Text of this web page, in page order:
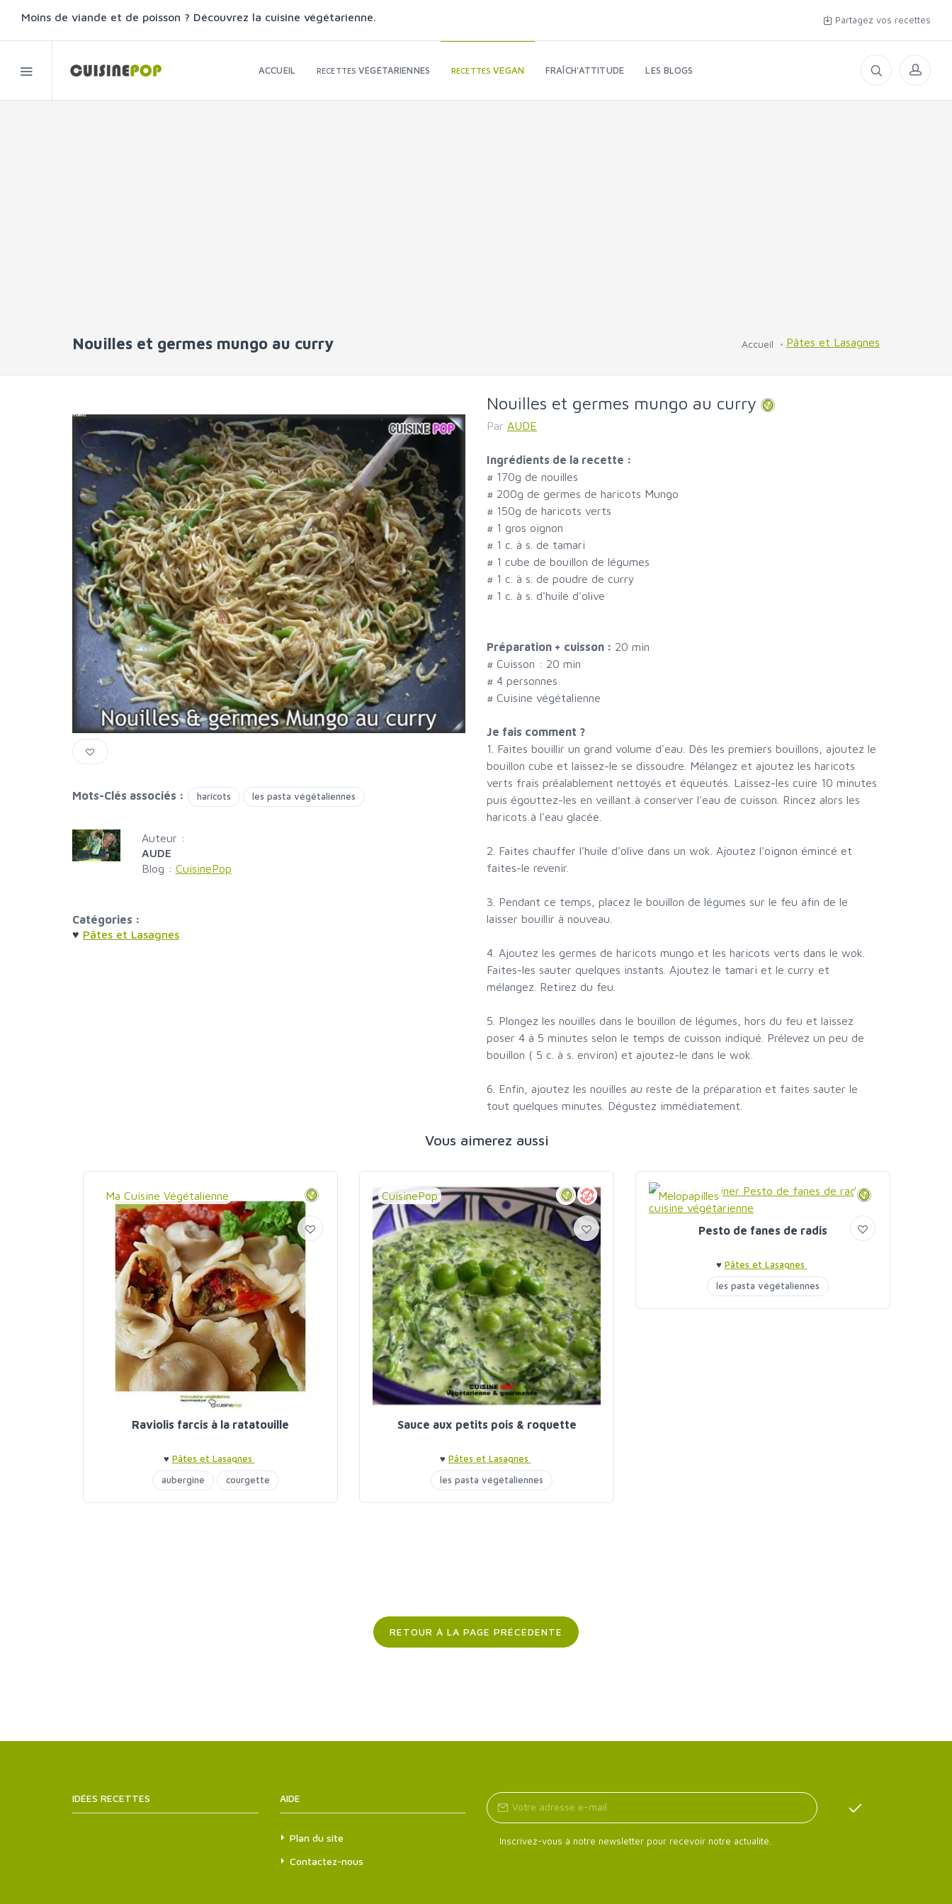
Moins de viande et de poisson ? Découvrez la cuisine végétarienne. Partagez vos recettes
ACCUEIL RECETTESVÉGÉTARIENNES RECETTESVEGAN FRAÎCH'ATTITUDE LES BLOGS
Nouilles et germes mungo au curry Accueil Pâtes et Lasagnes
Mots-Clés associés : haricots les pasta végétaliennes
Auteur :
AUDE
Blog : CuisinePop
Catégories :
♥ Pâtes et Lasagnes
Nouilles et germes mungo au curry
Par AUDE
Ingrédients de la recette :
# 170g de nouilles
# 200g de germes de haricots Mungo
# 150g de haricots verts
# 1 gros oignon
# 1 c. à s. de tamari
# 1 cube de bouillon de légumes
# 1 c. à s. de poudre de curry
# 1 c. à s. d'huile d'olive
Préparation + cuisson : 20 min
# Cuisson : 20 min
# 4 personnes
# Cuisine végétalienne
Je fais comment ?
1. Faites bouillir un grand volume d'eau. Dès les premiers bouillons, ajoutez le
bouillon cube et laissez-le se dissoudre. Mélangez et ajoutez les haricots
verts frais préalablement nettoyés et équeutés. Laissez-les cuire 10 minutes
puis égouttez-les en veillant à conserver l'eau de cuisson. Rincez alors les
haricots à l'eau glacée.
2. Faites chauffer l'huile d'olive dans un wok. Ajoutez l'oignon émincé et
faites-le revenir.
3. Pendant ce temps, placez le bouillon de légumes sur le feu afin de le
laisser bouillir à nouveau.
4. Ajoutez les germes de haricots mungo et les haricots verts dans le wok.
Faites-les sauter quelques instants. Ajoutez le tamari et le curry et
mélangez. Retirez du feu.
5. Plongez les nouilles dans le bouillon de légumes, hors du feu et laissez
poser 4 à 5 minutes selon le temps de cuisson indiqué. Prélevez un peu de
bouillon ( 5 c. à s. environ) et ajoutez-le dans le wok.
6. Enfin, ajoutez les nouilles au reste de la préparation et faites sauter le
tout quelques minutes. Dégustez immédiatement.
Vous aimerez aussi
Ma Cuisine Végétalienne
Raviolis farcis à la ratatouille
♥ Pâtes et Lasagnes
aubergine
courgette
les pasta végétaliennes poivrons
CuisinePop
Sauce aux petits pois & roquette
♥ Pâtes et Lasagnes
les pasta végétaliennes
Melopapilles
Pesto de fanes de radis
♥ Pâtes et Lasagnes
les pasta végétaliennes
RETOUR À LA PAGE PRÉCÉDENTE
IDÉES RECETTES AIDE
Plan du site
Contactez-nous
Inscrivez-vous à notre newsletter pour recevoir notre actualité.